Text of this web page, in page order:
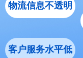
物流信息不透明
客户服务水平低